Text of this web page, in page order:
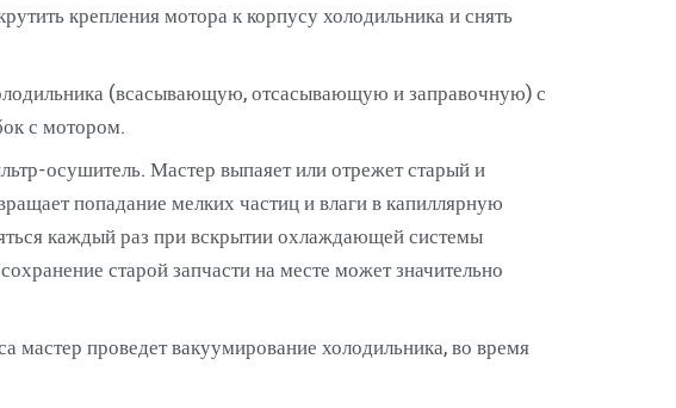
крепления мотора к корпусу холодильника и снять
(всасывающую, отсасывающую и заправочную) с
с мотором.
осушитель. Мастер выпаяет или отрежет старый и
попадание мелких частиц и влаги в капиллярную
каждый раз при вскрытии охлаждающей системы
старой запчасти на месте может значительно
проведет вакуумирование холодильника, во время